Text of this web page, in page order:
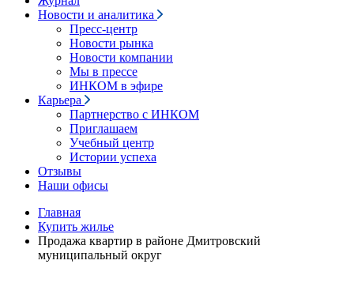
Новости и аналитика
Пресс-центр
Новости рынка
Новости компании
Мы в прессе
ИНКОМ в эфире
Карьера
Партнерство с ИНКОМ
Приглашаем
Учебный центр
Истории успеха
Отзывы
Наши офисы
Главная
Купить жилье
Продажа квартир в районе Дмитровский
муниципальный округ